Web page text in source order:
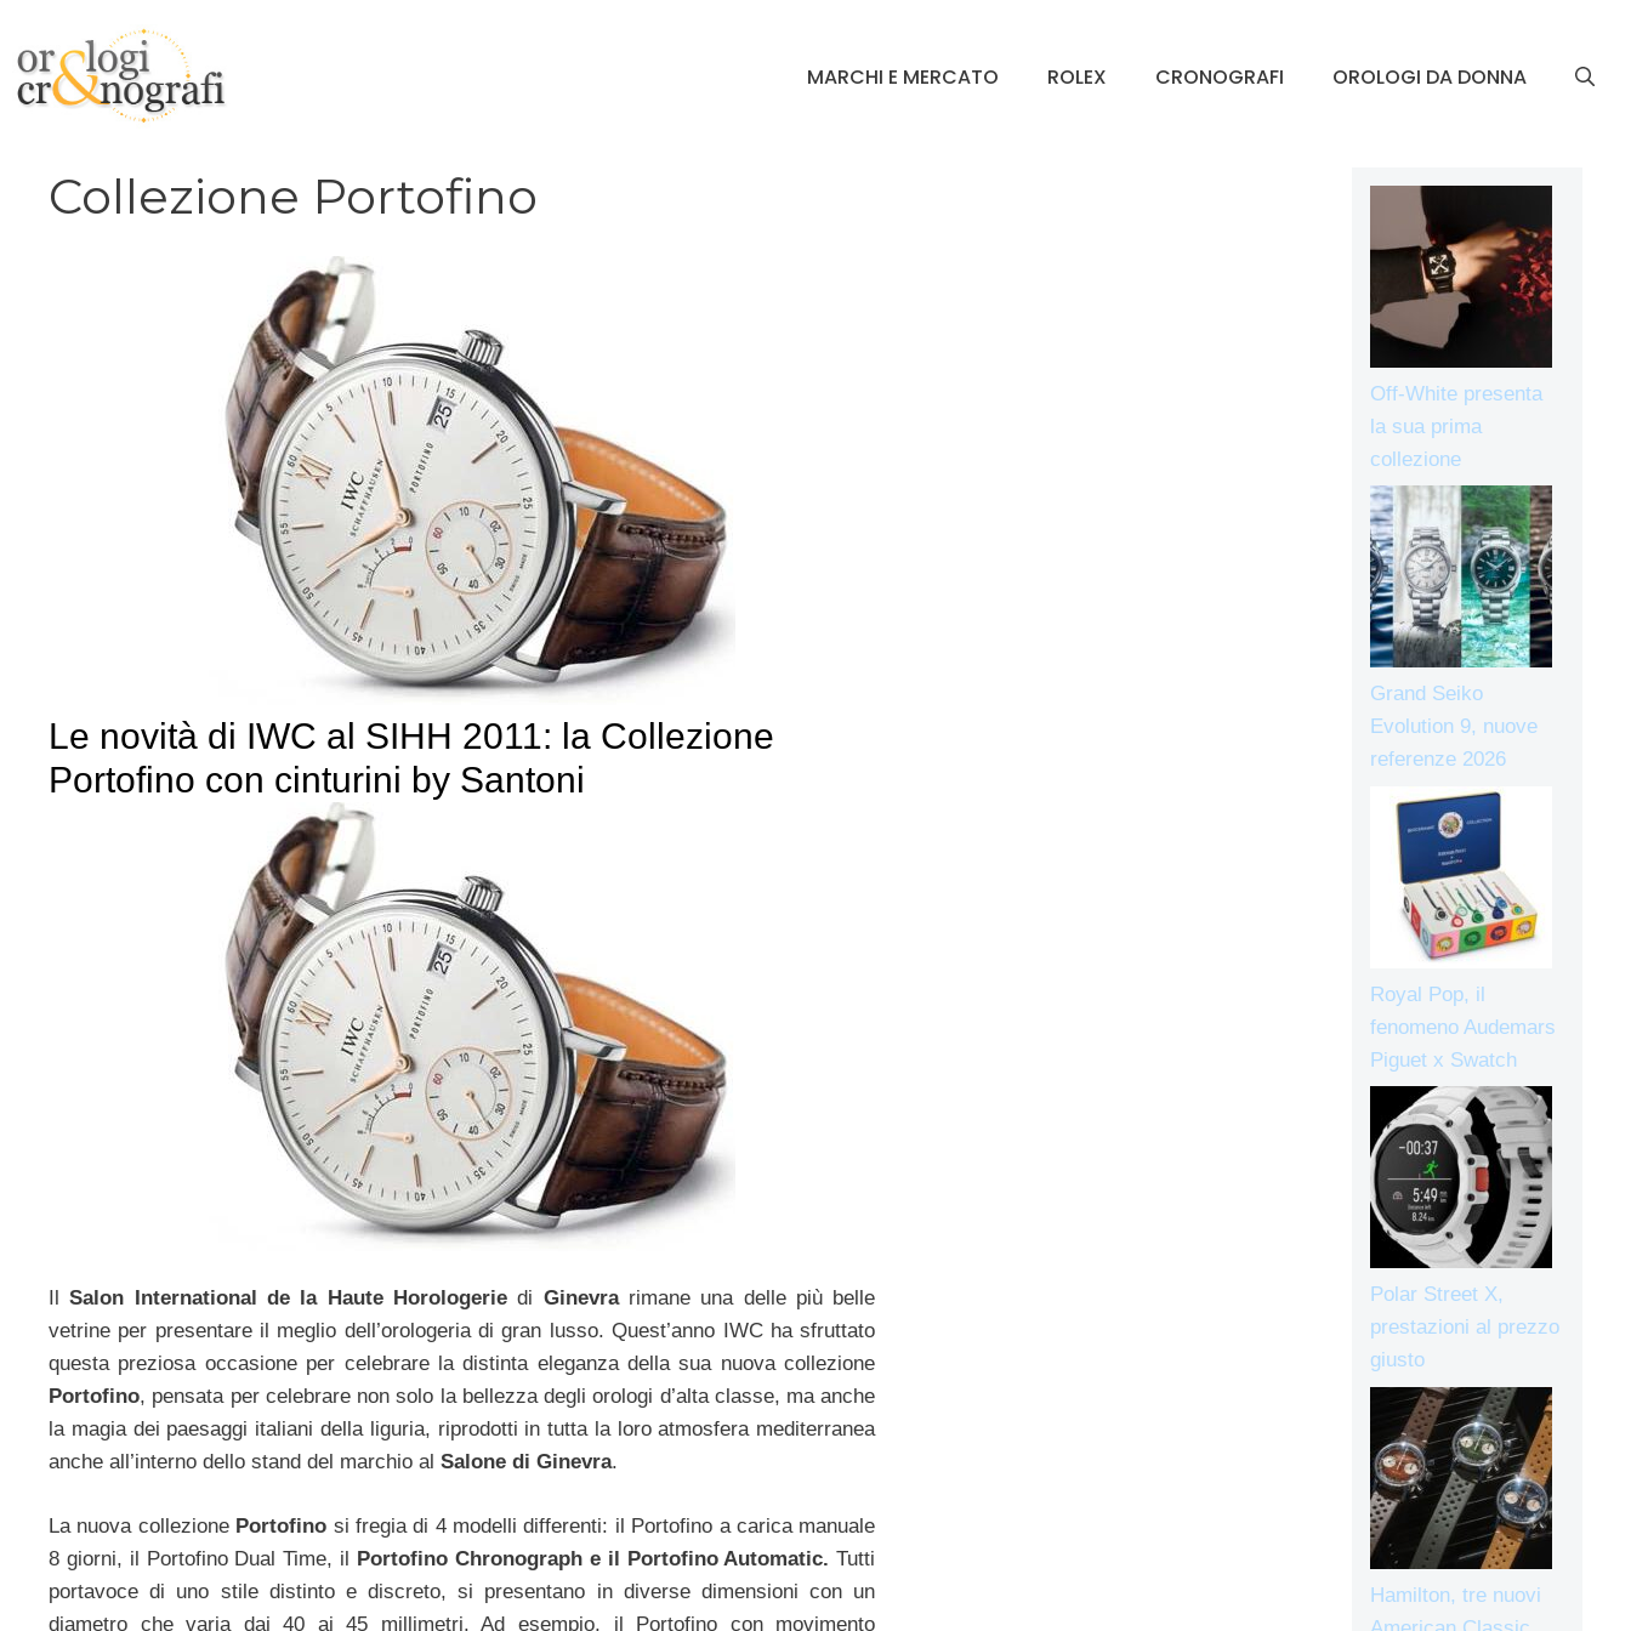
contenuto
MARCHI E MERCATO ROLEX CRONOGRAFI OROLOGI DA DONNA
Collezione Portofino
Le novità di IWC al SIHH 2011: la Collezione
Portofino con cinturini by Santoni
IlSalon International de la Haute Horologeriedi Ginevra rimane una delle più belle
vetrine per presentare il meglio dell’orologeria di gran lusso. Quest’anno IWC ha sfruttato
questa preziosa occasione per celebrare la distinta eleganza della sua nuova collezione
Portofino, pensata per celebrare non solo la bellezza degli orologi d’alta classe, ma anche
la magia dei paesaggi italiani della liguria, riprodotti in tutta la loro atmosfera mediterranea
anche all’interno dello stand del marchio al Salone di Ginevra.
La nuova collezione Portofino si fregia di 4 modelli differenti: il Portofino a carica manuale
8 giorni, il Portofino Dual Time, il Portofino Chronograph e il Portofino Automatic. Tutti
portavoce di uno stile distinto e discreto, si presentano in diverse dimensioni con un
diametro che varia dai 40 ai 45 millimetri. Ad esempio, il Portofino con movimento
Off-White presenta
la sua prima
collezione
Grand Seiko
Evolution 9, nuove
referenze 2026
Royal Pop, il
fenomeno Audemars
Piguet x Swatch
Polar Street X,
prestazioni al prezzo
giusto
Hamilton, tre nuovi